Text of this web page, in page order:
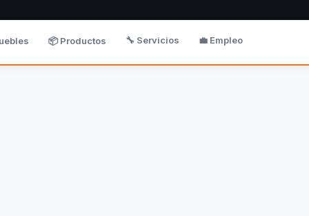
📦 Productos 🔧 Servicios 💼 Empleo